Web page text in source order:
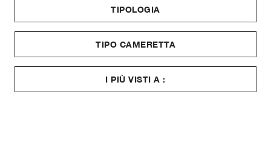
TIPOLOGIA
TIPO CAMERETTA
I PIÙ VISTI A :